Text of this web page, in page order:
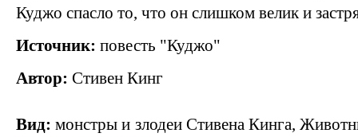
Куджо спасло то, что он слишком велик и
Источник: повесть "Куджо"
Автор: Стивен Кинг
Вид: монстры и злодеи Стивена Кинга,